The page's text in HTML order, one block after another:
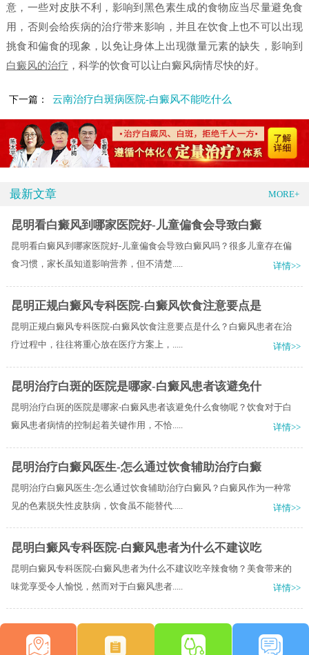
意，一些对皮肤不利，影响到黑色素生成的食物应当尽量避免食
用，否则会给疾病的治疗带来影响，并且在饮食上也不可以出现
挑食和偏食的现象，以免让身体上出现微量元素的缺失，影响到
白癜风的治疗 ，科学的饮食可以让白癜风病情尽快的好。
下一篇： 云南治疗白斑病医院-白癜风不能吃什么
最新文章 MORE+
昆明看白癜风到哪家医院好-儿童偏食会导致白癜
昆明看白癜风到哪家医院好-儿童偏食会导致白癜风吗？很多儿童存在偏
食习惯，家长虽知道影响营养，但不清楚.....
详情>>
昆明正规白癜风专科医院-白癜风饮食注意要点是
昆明正规白癜风专科医院-白癜风饮食注意要点是什么？白癜风患者在治
疗过程中，往往将重心放在医疗方案上，.....
详情>>
昆明治疗白斑的医院是哪家-白癜风患者该避免什
昆明治疗白斑的医院是哪家-白癜风患者该避免什么食物呢？饮食对于白
癜风患者病情的控制起着关键作用，不恰.....
详情>>
昆明治疗白癜风医生-怎么通过饮食辅助治疗白癜
昆明治疗白癜风医生-怎么通过饮食辅助治疗白癜风？白癜风作为一种常
见的色素脱失性皮肤病，饮食虽不能替代.....
详情>>
昆明白癜风专科医院-白癜风患者为什么不建议吃
昆明白癜风专科医院-白癜风患者为什么不建议吃辛辣食物？美食带来的
味觉享受令人愉悦，然而对于白癜风患者.....
详情>>